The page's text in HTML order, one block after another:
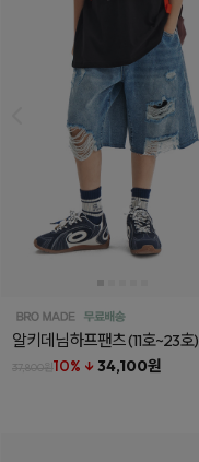
알키데님하프팬츠(11호~23호)
37,800원10% ↓ 34,100원